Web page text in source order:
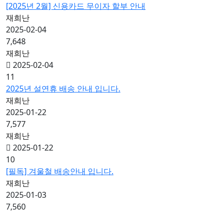
[2025년 2월] 신용카드 무이자 할부 안내
재희난
2025-02-04
7,648
재희난
2025-02-04
11
2025년 설연휴 배송 안내 입니다.
재희난
2025-01-22
7,577
재희난
2025-01-22
10
[필독] 겨울철 배송안내 입니다.
재희난
2025-01-03
7,560